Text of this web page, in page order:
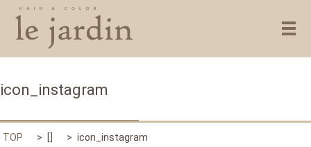
メ
icon_instagram
TOP [] icon_instagram